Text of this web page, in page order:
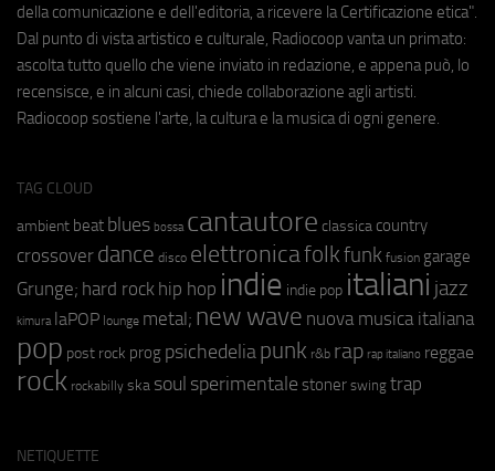
della comunicazione e dell'editoria, a ricevere la Certificazione etica".
Dal punto di vista artistico e culturale, Radiocoop vanta un primato:
ascolta tutto quello che viene inviato in redazione, e appena può, lo
recensisce, e in alcuni casi, chiede collaborazione agli artisti.
Radiocoop sostiene l'arte, la cultura e la musica di ogni genere.
TAG CLOUD
ambient beat blues bossa cantautore classica country
crossover dance disco elettronicafolkfunk fusion garage
Grunge; hard rock hip hop indie indie pop italiani jazz
kimura laPOP lounge metal; new wave nuova musica italiana
pop post rock prog psichedeliapunk r&b rap rap italiano reggae
rock rockabilly ska soul sperimentale stoner swing trap
NETIQUETTE